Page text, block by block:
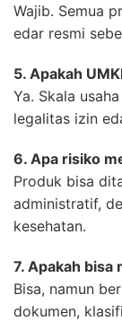
Wajib. Semua
edar resmi
5. Apakah
Ya. Skala
legalitas izin
6. Apa risiko
Produk bisa
administratif,
kesehatan.
7. Apakah bisa
Bisa, namun
dokumen,